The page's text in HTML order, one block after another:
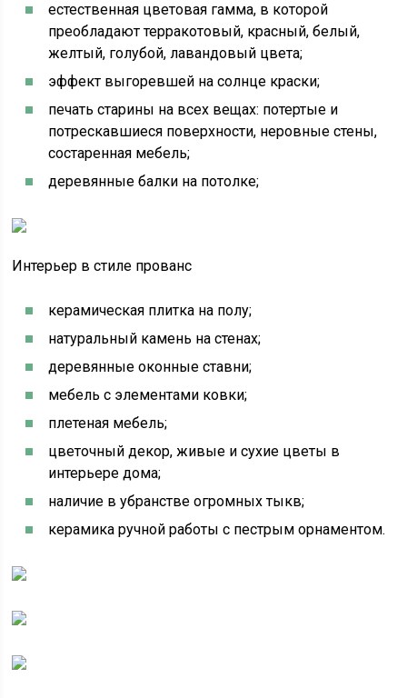
естественная цветовая гамма, в которой
преобладают терракотовый, красный, белый,
желтый, голубой, лавандовый цвета;
эффект выгоревшей на солнце краски;
печать старины на всех вещах: потертые и
потрескавшиеся поверхности, неровные стены,
состаренная мебель;
деревянные балки на потолке;
Интерьер в стиле прованс
керамическая плитка на полу;
натуральный камень на стенах;
деревянные оконные ставни;
мебель с элементами ковки;
плетеная мебель;
цветочный декор, живые и сухие цветы в
интерьере дома;
наличие в убранстве огромных тыкв;
керамика ручной работы с пестрым орнаментом.